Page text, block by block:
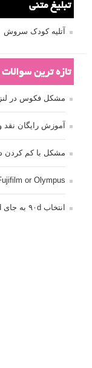
تبلیغ متنی
آتلیه کودک سروش
تازه ترین
مشکل فکوس در لنز ۳۵ نیکون
آموزش رایگان
مشکل با کم کردن
or Olympus
انتخاب ۹۰d به جای ۸۰d یا خرید لنز؟